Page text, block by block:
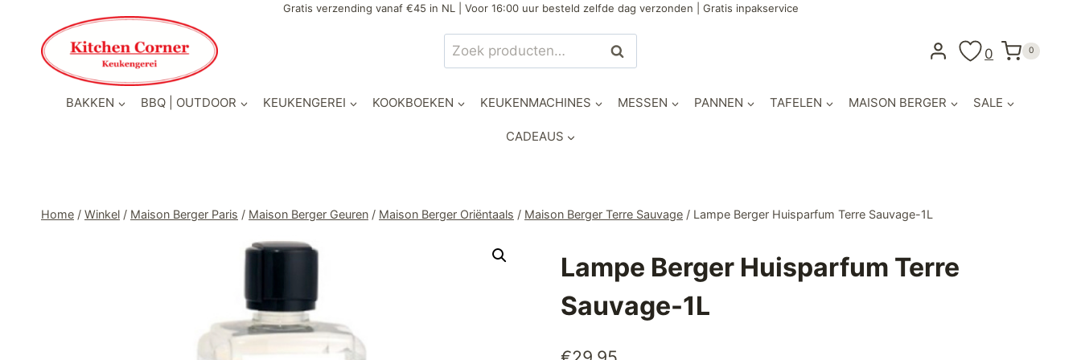
inhoud
Gratis verzending vanaf €45 in NL | Voor 16:00 uur besteld zelfde dag verzonden | Gratis inpakservice
Zoeken
naar:
Zoeken 0 0
BAKKEN BBQ | OUTDOOR KEUKENGEREI KOOKBOEKEN KEUKENMACHINES MESSEN PANNEN TAFELEN MAISON BERGER SALE
CADEAUS
Home / Winkel / Maison Berger Paris / Maison Berger Geuren / Maison Berger Oriëntaals / Maison Berger Terre Sauvage / Lampe Berger Huisparfum Terre Sauvage-1L
Lampe Berger Huisparfum Terre
Sauvage-1L